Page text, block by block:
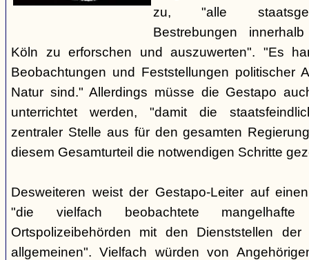
zu, "alle
Bestrebungen
Köln zu erforschen und auszuwerten". "Es
Beobachtungen und Feststellungen politischer
Natur sind." Allerdings müsse die Gestapo
unterrichtet werden, "damit die
zentraler Stelle aus für den gesamten
diesem Gesamturteil die notwendigen Schritte
Desweiteren weist der Gestapo-Leiter auf
"die vielfach beobachtete mangelhafte
Ortspolizeibehörden mit den Dienststellen
allgemeinen". Vielfach würden von